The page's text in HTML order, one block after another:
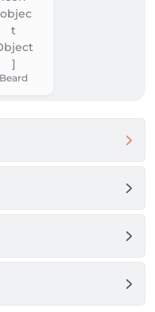
Beard